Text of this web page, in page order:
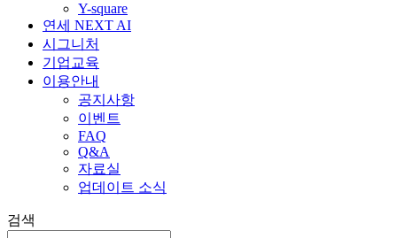
Y-square
연세 NEXT AI
시그니처
기업교육
이용안내
공지사항
이벤트
FAQ
Q&A
자료실
업데이트 소식
검색